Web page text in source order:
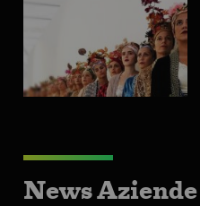
News Aziende